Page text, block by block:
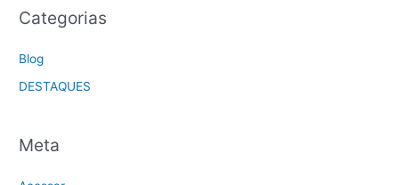
Categorias
Blog
DESTAQUES
Meta